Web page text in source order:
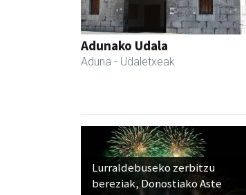
Adunako Udala
Aduna - Udaletxeak
Lurraldebuseko zerbitzu
bereziak, Donostiako Aste